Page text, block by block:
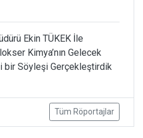
Ekin TÜKEK İle
Kimya’nın Gelecek
bir Söyleşi Gerçekleştirdik
Tüm Röportajlar